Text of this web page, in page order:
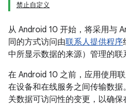
禁止自定义
从 Android 10 开始，将采用与
同的方式访问由联系人提供程序
中所显示数据的来源）管理的联
在 Android 10 之前，应用使用
在设备和在线服务之间传输数
关数据可访问性的变更，以确